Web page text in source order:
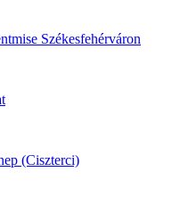
Székesfehérváron
(Ciszterci)